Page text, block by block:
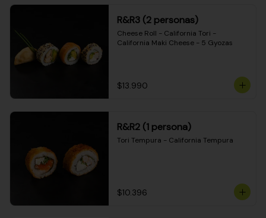
R&R3 (2 personas)
Cheese Roll - California Tori -
California Maki Cheese - 5 Gyozas
$13.990
R&R2 (1 persona)
Tori Tempura - California Tempura
$10.396